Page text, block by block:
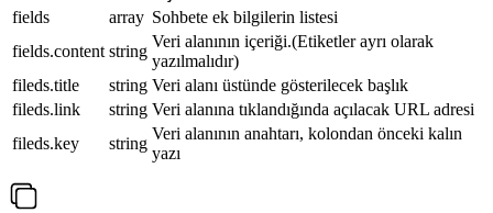
fields
array Sohbete ek bilgilerin listesi
fields.content string
Veri alanının içeriği.(Etiketler ayrı olarak
yazılmalıdır)
fileds.title
string Veri alanı üstünde gösterilecek başlık
fileds.link
string Veri alanına tıklandığında açılacak URL adresi
fileds.key
string
Veri alanının anahtarı, kolondan önceki kalın
yazı